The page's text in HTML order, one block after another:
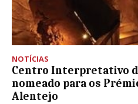
NOTÍCIAS
Centro Interpretativo
nomeado para os
Alentejo